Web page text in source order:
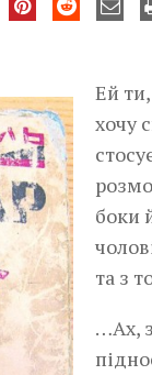
Ей
хочу
боки
та з
…Ах,